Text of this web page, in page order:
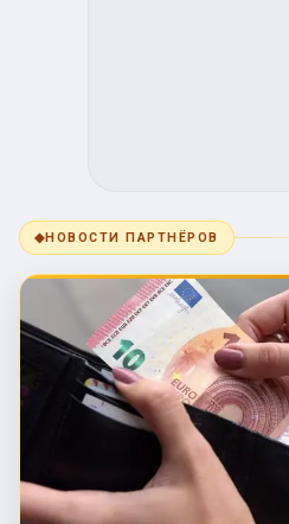
◆НОВОСТИ ПАРТНЁРОВ